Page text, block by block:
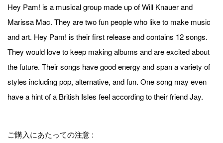
Hey Pam! is a musical group made up of Will Knauer and
Marissa Mac. They are two fun people who like to make music
and art. Hey Pam! is their first release and contains 12 songs.
They would love to keep making albums and are excited about
the future. Their songs have good energy and span a variety of
styles including pop, alternative, and fun. One song may even
have a hint of a British Isles feel according to their friend Jay.
ご購入にあたっての注意 :